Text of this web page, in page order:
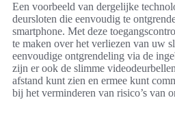
Een voorbeeld van dergelijke
deursloten die eenvoudig te
smartphone. Met deze
te maken over het verliezen van uw
eenvoudige ontgrendeling via de
zijn er ook de slimme
afstand kunt zien en ermee kunt
bij het verminderen van risico’s van